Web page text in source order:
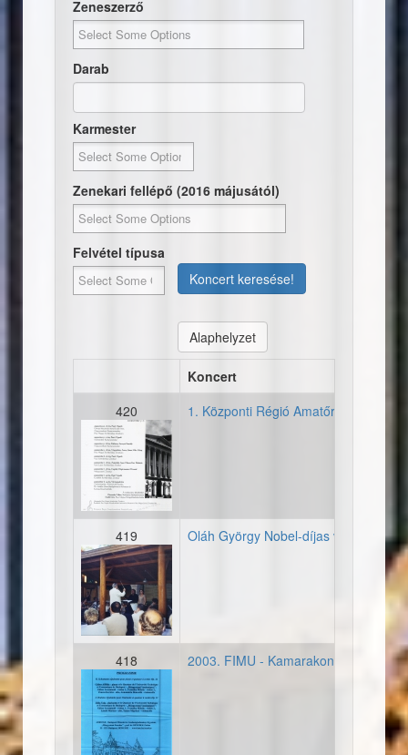
Zeneszerző
Darab
Karmester
Zenekari fellépő (2016 májusától)
Felvétel típusa
Koncert keresése!
Alaphelyzet
Koncert
420
1. Központi Régió Amatőrzenekari
419 Oláh György Nobel-díjas
418 2003. FIMU - Kamarakoncert II.